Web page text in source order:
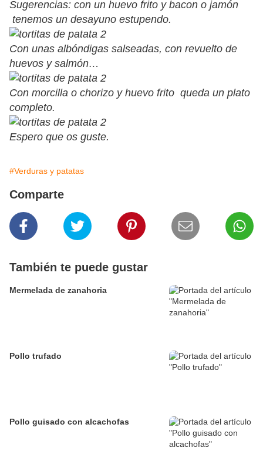
Sugerencias: con un huevo frito y bacon o jamón
tenemos un desayuno estupendo.
Con unas albóndigas salseadas, con revuelto de
huevos y salmón…
Con morcilla o chorizo y huevo frito queda un plato
completo.
Espero que os guste.
#Verduras y patatas
Comparte
También te puede gustar
Mermelada de zanahoria
Pollo trufado
Pollo guisado con alcachofas